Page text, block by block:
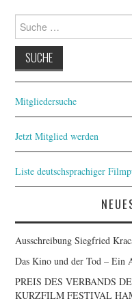
Suche
nach:
Mitgliedersuche
Jetzt Mitglied werden
Liste deutschsprachiger
Ausschreibung Siegfried
Das Kino und der Tod – Ein
PREIS DES VERBANDS
KURZFILM FESTIVAL